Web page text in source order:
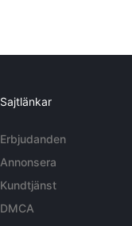
Sajtlänkar
Erbjudanden
Annonsera
Kundtjänst
DMCA